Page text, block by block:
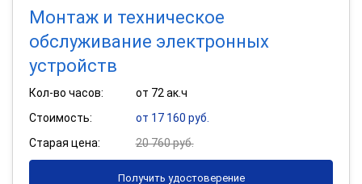
Монтаж и техническое
обслуживание электронных
устройств
Кол-во часов:
от 72 ак.ч
Стоимость:
от 17 160 руб.
Старая цена:
20 760 руб.
Получить удостоверение